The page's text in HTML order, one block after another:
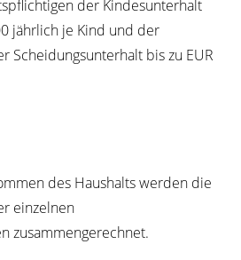
der Kindesunterhalt
jährlich je Kind und der
Scheidungsunterhalt bis zu EUR
des Haushalts werden die
einzelnen
zusammengerechnet.